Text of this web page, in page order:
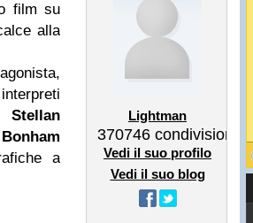
film su
alla
a
Lightman
370746 condivisioni
Vedi il suo profilo
Vedi il suo blog